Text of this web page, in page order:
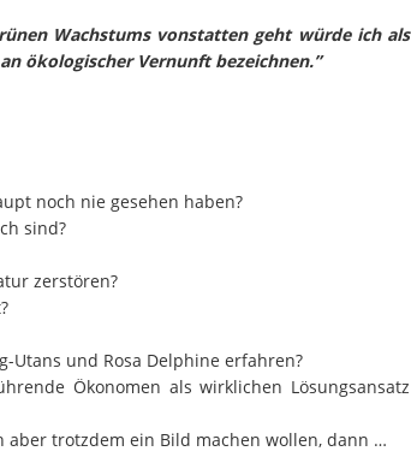
Wachstums vonstatten geht würde ich als
ökologischer Vernunft bezeichnen.”
noch nie gesehen haben?
sind?
zerstören?
Utans und Rosa Delphine erfahren?
Ökonomen als wirklichen Lösungsansatz
aber trotzdem ein Bild machen wollen, dann …